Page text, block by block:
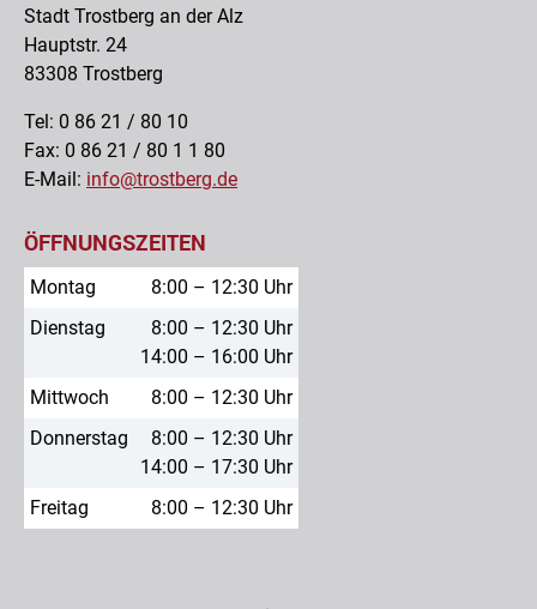
Stadt Trostberg an der Alz
Hauptstr. 24
83308 Trostberg
Tel: 0 86 21 / 80 10
Fax: 0 86 21 / 80 1 1 80
E-Mail: info@trostberg.de
ÖFFNUNGSZEITEN
Montag
8:00 – 12:30 Uhr
Dienstag
8:00 – 12:30 Uhr
14:00 – 16:00 Uhr
Mittwoch
8:00 – 12:30 Uhr
Donnerstag
8:00 – 12:30 Uhr
14:00 – 17:30 Uhr
Freitag
8:00 – 12:30 Uhr